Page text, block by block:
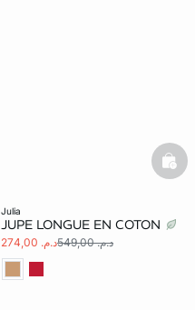
julia
JUPE LONGUE EN COTON
د.م. 274,00 د.م. 549,00